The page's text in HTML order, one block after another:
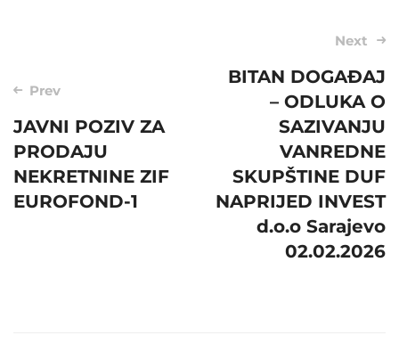
Prev
JAVNI POZIV ZA
PRODAJU
NEKRETNINE ZIF
EUROFOND-1
Next
BITAN DOGAĐAJ
– ODLUKA O
SAZIVANJU
VANREDNE
SKUPŠTINE DUF
NAPRIJED INVEST
d.o.o Sarajevo
02.02.2026